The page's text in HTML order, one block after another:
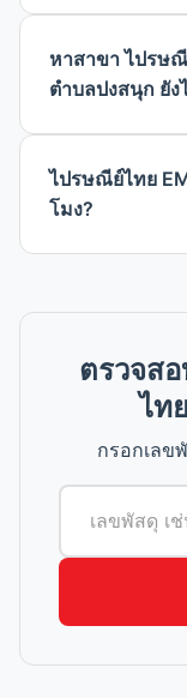
หาสาขา ไปรษ
ตำบลปงสนุก ยัง
ไปรษณีย์ไทย
โมง?
ตรวจส
ไท
กรอกเลข